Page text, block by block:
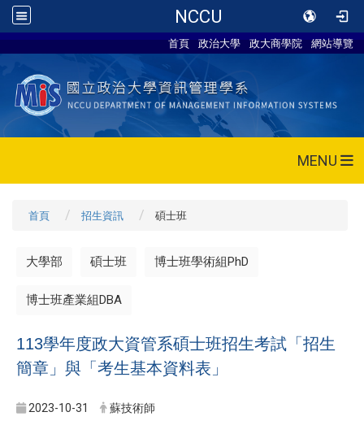
NCCU
首頁 政治大學 政大商學院 網站導覽
MENU
首頁 招生資訊 碩士班
大學部 碩士班 博士班學術組PhD
博士班產業組DBA
113學年度政大資管系碩士班招生考試「招生
簡章」與「考生基本資料表」
2023-10-31 蘇技術師